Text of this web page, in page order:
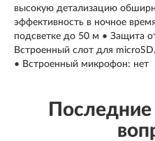
высокую детализацию
эффективность в ночное
подсветке до 50 м • Защита
Встроенный слот для
• Встроенный микрофон: нет